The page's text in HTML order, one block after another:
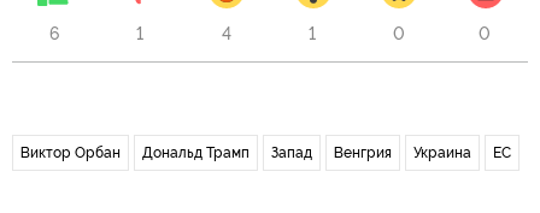
6 1 4 1 0 0
Виктор Орбан Дональд Трамп Запад Венгрия Украина ЕС